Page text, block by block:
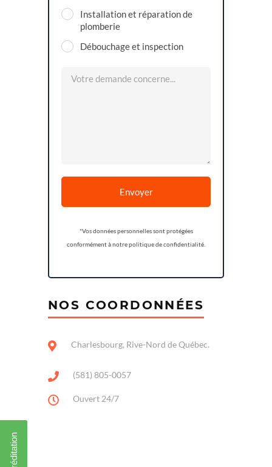
Installation et réparation de
plomberie
Débouchage et inspection
Envoyer
*Vos données personnelles sont protégées
conformément à notre politique de confidentialité.
NOS COORDONNÉES
Charlesbourg, Rive-Nord de Québec.
(581) 805-0057
Ouvert 24/7